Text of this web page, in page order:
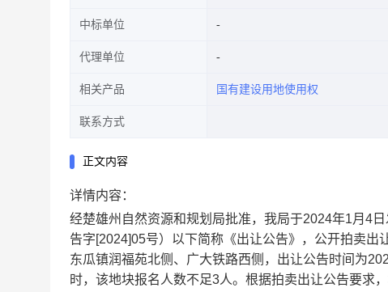
中标单位
代理单位
相关产品 国有建设用地使用权
联系方式
正文内容
详情内容：
经楚雄州自然资源和规划局批准，我局于2024年1月 4
告字[2024]05号）以下简称《出让公告》，公开拍卖出
东瓜镇润福苑北侧、广大铁路西侧，出让公告时间为20
时，该地块报名人数不足3人。根据拍卖出让公告要求